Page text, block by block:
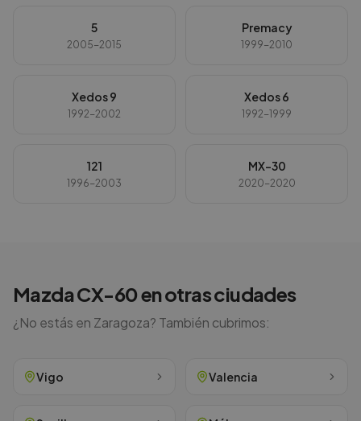
5
2005-2015
Premacy
1999-2010
Xedos 9
1992-2002
Xedos 6
1992-1999
121
1996-2003
MX-30
2020-2020
MazdaCX-60en otras ciudades
¿No estás en Zaragoza? También cubrimos:
Vigo Valencia